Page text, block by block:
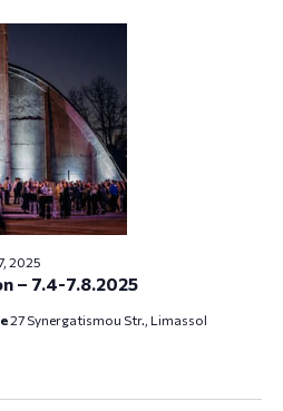
– 7.4-7.8.2025
2025
27 Synergatismou Str., Limassol